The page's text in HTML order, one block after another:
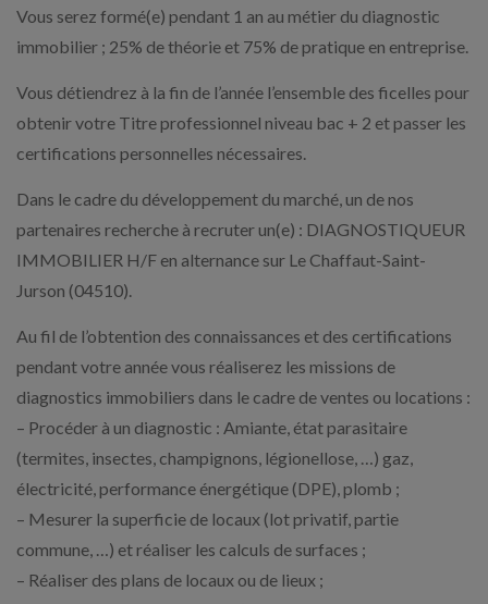
Vous serez formé(e) pendant 1 an au métier du diagnostic
immobilier ; 25% de théorie et 75% de pratique en entreprise.
Vous détiendrez à la fin de l’année l’ensemble des ficelles pour
obtenir votre Titre professionnel niveau bac + 2 et passer les
certifications personnelles nécessaires.
Dans le cadre du développement du marché, un de nos
partenaires recherche à recruter un(e) : DIAGNOSTIQUEUR
IMMOBILIER H/F en alternance sur Le Chaffaut-Saint-
Jurson (04510).
Au fil de l’obtention des connaissances et des certifications
pendant votre année vous réaliserez les missions de
diagnostics immobiliers dans le cadre de ventes ou locations :
– Procéder à un diagnostic : Amiante, état parasitaire
(termites, insectes, champignons, légionellose, …) gaz,
électricité, performance énergétique (DPE), plomb ;
– Mesurer la superficie de locaux (lot privatif, partie
commune, …) et réaliser les calculs de surfaces ;
– Réaliser des plans de locaux ou de lieux ;